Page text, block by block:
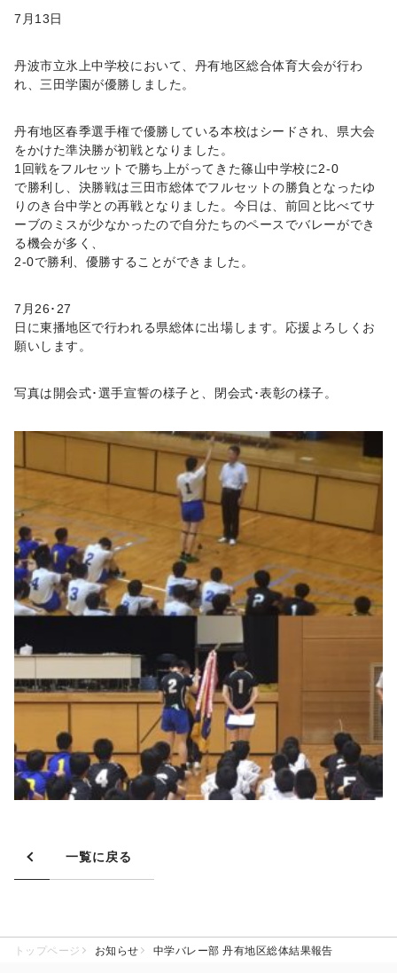
7 月 13日
丹波市立氷上中学校において、丹有地区総合体育大会が行わ
れ、三田学園が優勝しました。
丹有地区春季選手権で優勝している本校はシードされ、県大会
をかけた準決勝が初戦となりました。
1回戦をフルセットで勝ち上がってきた篠山中学校に2-0
で勝利し、決勝戦は三田市総体でフルセットの勝負となったゆ
りのき台中学との再戦となりました。今日は、前回と比べてサ
ーブのミスが少なかったので自分たちのペースでバレーができ
る機会が多く、
2-0で勝利、優勝することができました。
7 月26･27
日に東播地区で行われる県総体に出場します。応援よろしくお
願いします。
写真は開会式･選手宣誓の様子と、閉会式･表彰の様子。
一覧に戻る
トップページ お知らせ 中学バレー部 丹有地区総体結果報告